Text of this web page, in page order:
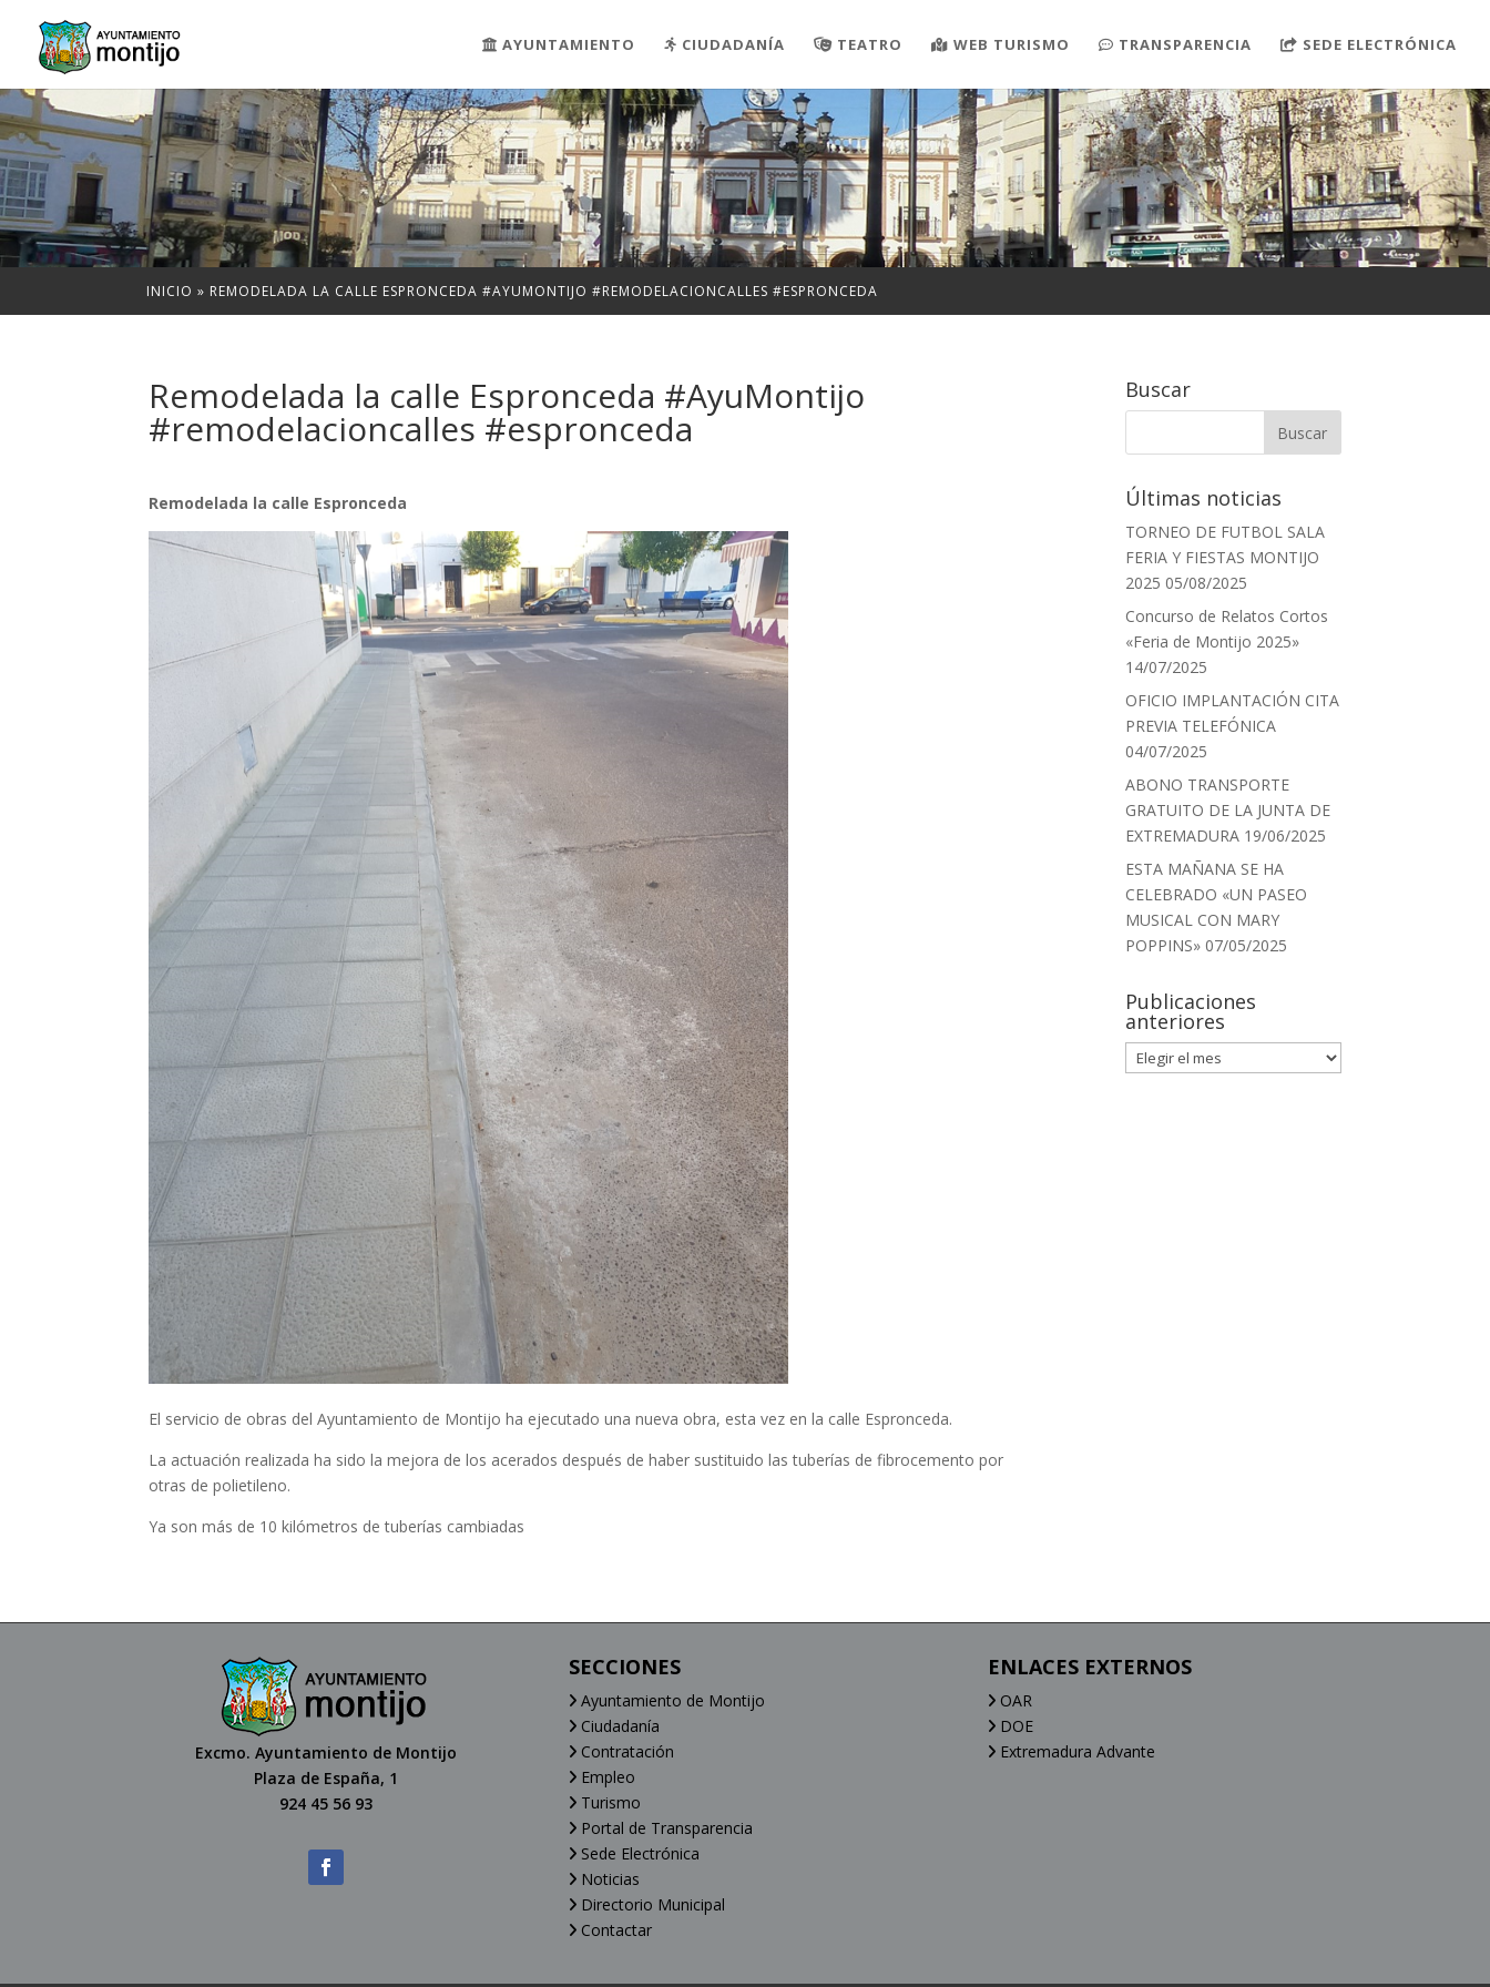
AYUNTAMIENTO CIUDADANÍA TEATRO WEB TURISMO TRANSPARENCIA SEDE ELECTRÓNICA
INICIO » REMODELADA LA CALLE ESPRONCEDA #AYUMONTIJO #REMODELACIONCALLES #ESPRONCEDA
Remodelada la calle Espronceda #AyuMontijo
#remodelacioncalles #espronceda
Remodelada la calle Espronceda
El servicio de obras del Ayuntamiento de Montijo ha ejecutado una nueva obra, esta vez en la calle Espronceda.
La actuación realizada ha sido la mejora de los acerados después de haber sustituido las tuberías de fibrocemento por
otras de polietileno.
Ya son más de 10 kilómetros de tuberías cambiadas
Buscar
Últimas noticias
TORNEO DE FUTBOL SALA
FERIA Y FIESTAS MONTIJO
2025 05/08/2025
Concurso de Relatos Cortos
«Feria de Montijo 2025»
14/07/2025
OFICIO IMPLANTACIÓN CITA
PREVIA TELEFÓNICA
04/07/2025
ABONO TRANSPORTE
GRATUITO DE LA JUNTA DE
EXTREMADURA 19/06/2025
ESTA MAÑANA SE HA
CELEBRADO «UN PASEO
MUSICAL CON MARY
POPPINS» 07/05/2025
Publicaciones
anteriores
Excmo. Ayuntamiento de Montijo
Plaza de España, 1
924 45 56 93
SECCIONES
Ayuntamiento de Montijo
Ciudadanía
Contratación
Empleo
Turismo
Portal de Transparencia
Sede Electrónica
Noticias
Directorio Municipal
Contactar
ENLACES EXTERNOS
OAR
DOE
Extremadura Advante